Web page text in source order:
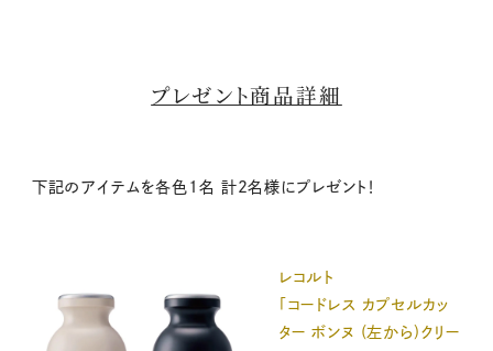
プレゼント商品詳細
下記のアイテムを各色1名 計2名様にプレゼント！
レコルト
「コードレス カプセルカッ
ター ボンヌ (左から)クリー